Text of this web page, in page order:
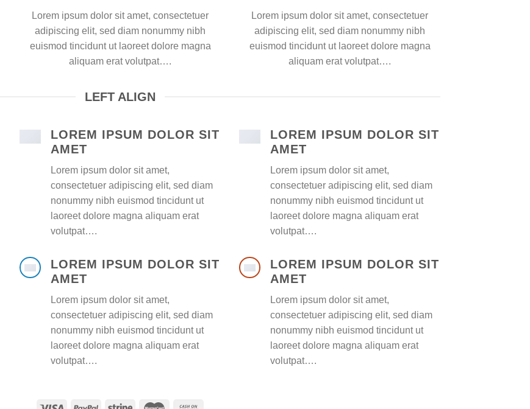
Lorem ipsum dolor sit amet, consectetuer
adipiscing elit, sed diam nonummy nibh
euismod tincidunt ut laoreet dolore magna
aliquam erat volutpat….
Lorem ipsum dolor sit amet, consectetuer
adipiscing elit, sed diam nonummy nibh
euismod tincidunt ut laoreet dolore magna
aliquam erat volutpat….
LEFT ALIGN
LOREM IPSUM DOLOR SIT
AMET
Lorem ipsum dolor sit amet,
consectetuer adipiscing elit, sed diam
nonummy nibh euismod tincidunt ut
laoreet dolore magna aliquam erat
volutpat….
LOREM IPSUM DOLOR SIT
AMET
Lorem ipsum dolor sit amet,
consectetuer adipiscing elit, sed diam
nonummy nibh euismod tincidunt ut
laoreet dolore magna aliquam erat
volutpat….
LOREM IPSUM DOLOR SIT
AMET
Lorem ipsum dolor sit amet,
consectetuer adipiscing elit, sed diam
nonummy nibh euismod tincidunt ut
laoreet dolore magna aliquam erat
volutpat….
LOREM IPSUM DOLOR SIT
AMET
Lorem ipsum dolor sit amet,
consectetuer adipiscing elit, sed diam
nonummy nibh euismod tincidunt ut
laoreet dolore magna aliquam erat
volutpat….